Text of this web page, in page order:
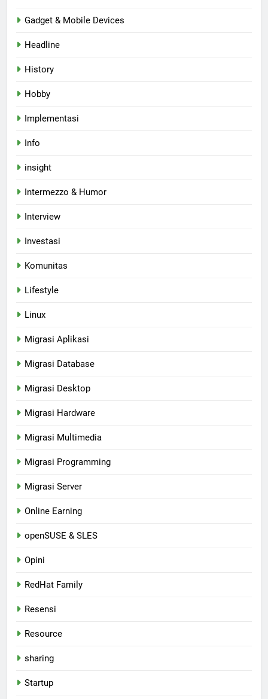
Gadget & Mobile Devices
Headline
History
Hobby
Implementasi
Info
insight
Intermezzo & Humor
Interview
Investasi
Komunitas
Lifestyle
Linux
Migrasi Aplikasi
Migrasi Database
Migrasi Desktop
Migrasi Hardware
Migrasi Multimedia
Migrasi Programming
Migrasi Server
Online Earning
openSUSE & SLES
Opini
RedHat Family
Resensi
Resource
sharing
Startup